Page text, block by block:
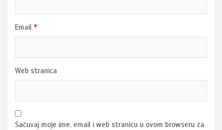
Email *
Web stranica
Sačuvaj moje ime, email i web stranicu u ovom browseru za